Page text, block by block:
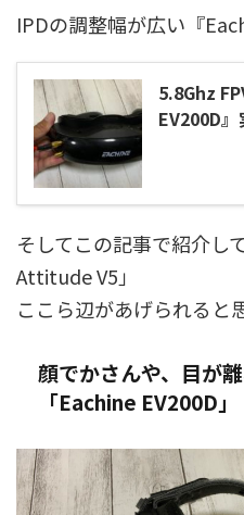
IPDの調整幅が広い『
5.8Ghz
EV200D
そしてこの記事で紹介し
Attitude V5」
ここら辺があげられると
顔でかさんや、目が
「Eachine EV200D」